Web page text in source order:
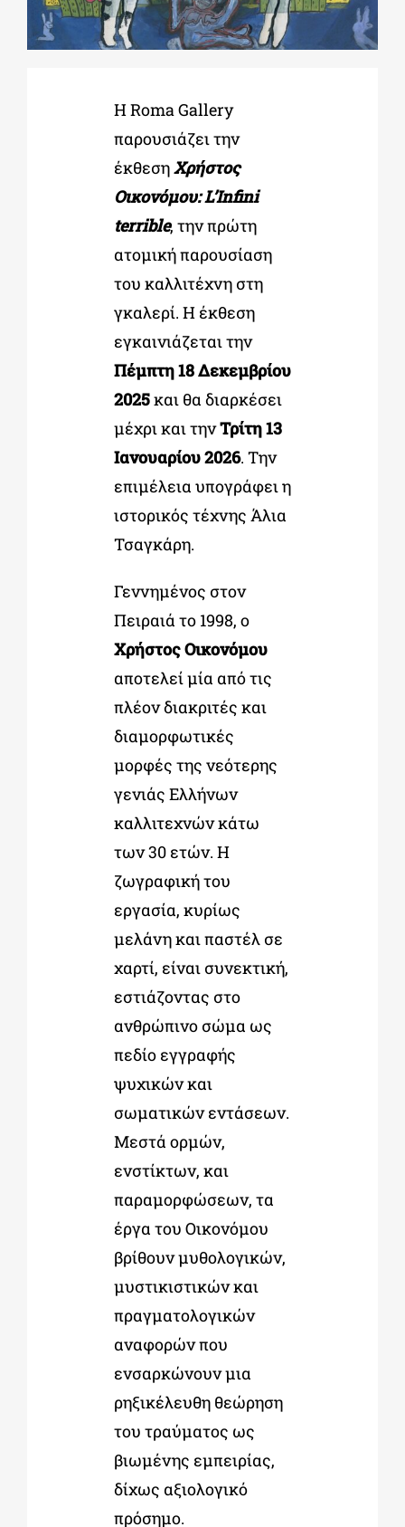
ΔΙΔΑΚΤΟΡΙΚΑ
ΕΚΠΑΙΔΕΥΤΙΚΑ ΙΔΡΥΜΑΤΑ
ΠΟΛΙΤΙΣΤΙΚΟΙ ΦΟΡΕΙΣ
Η Roma Gallery
παρουσιάζει την
έκθεσηΧρήστος
Οικονόμου: L’Infini
terrible, την πρώτη
ατομική παρουσίαση
του καλλιτέχνη στη
γκαλερί. Η έκθεση
εγκαινιάζεται την
Πέμπτη 18 Δεκεμβρίου
2025και θα διαρκέσει
μέχρι και τηνΤρίτη13
Ιανουαρίου 2026. Την
επιμέλεια υπογράφει η
ιστορικός τέχνης Άλια
Τσαγκάρη.
Γεννημένος στον
Πειραιά το 1998, ο
Χρήστος Οικονόμου
αποτελεί μία από τις
πλέον διακριτές και
διαμορφωτικές
μορφές της νεότερης
γενιάς Ελλήνων
καλλιτεχνών κάτω
των 30 ετών. Η
ζωγραφική του
εργασία, κυρίως
μελάνη και παστέλ σε
χαρτί, είναι συνεκτική,
εστιάζοντας στο
ανθρώπινο σώμα ως
πεδίο εγγραφής
ψυχικών και
σωματικών εντάσεων.
Μεστά ορμών,
ενστίκτων, και
παραμορφώσεων, τα
έργα του Οικονόμου
βρίθουν μυθολογικών,
μυστικιστικών και
πραγματολογικών
αναφορών που
ενσαρκώνουν μια
ρηξικέλευθη θεώρηση
του τραύματος ως
βιωμένης εμπειρίας,
δίχως αξιολογικό
πρόσημο.